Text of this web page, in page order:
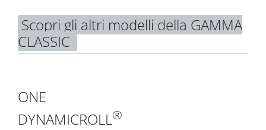
Scopri gli altri modelli della GAMMA
CLASSIC
ONE
DYNAMICROLL®